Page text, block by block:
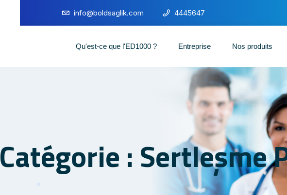
info@boldsaglik.com 4445647
Qu'est-ce que l'ED1000 ? Entreprise Nos produits
Catégorie : Sertleşme